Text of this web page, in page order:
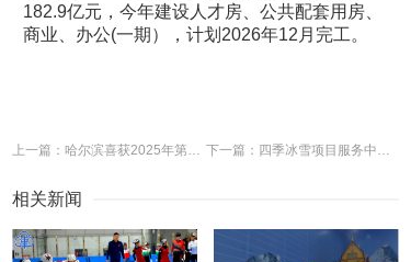
182.9亿元，今年建设人才房、公共配套用房、
商业、办公(一期），计划2026年12月完工。
上一篇：哈尔滨喜获2025年第九届亚冬会举办权 下一篇：四季冰雪项目服务中心助力浙江群众冰雪运动
相关新闻